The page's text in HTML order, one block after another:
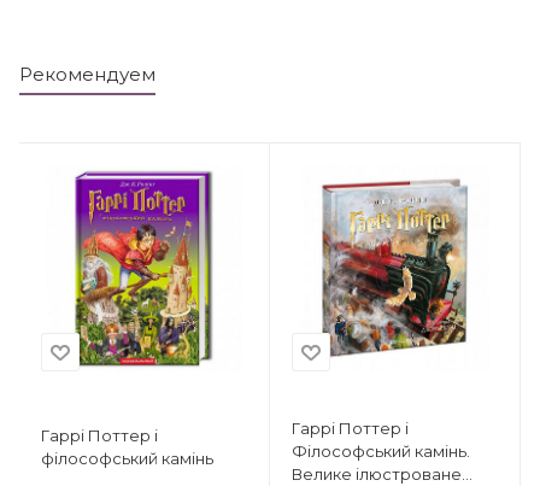
Рекомендуем
Гаррі Поттер і
філософський камінь
Гаррі Поттер і
Філософський камінь.
Велике ілюстроване